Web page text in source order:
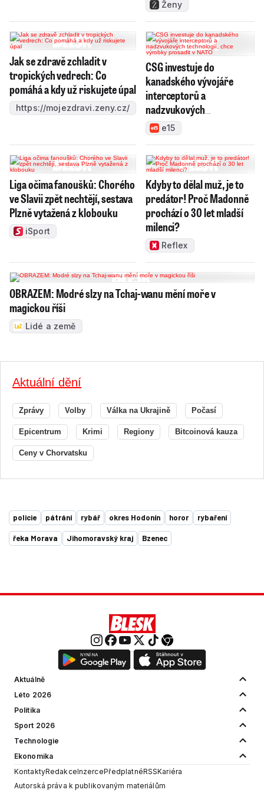
Ženy
Jak se zdravě zchladit v
tropických vedrech: Co
pomáhá a kdy už riskujete úpal
https://mojezdravi.zeny.cz/
CSG investuje do
kanadského vývojáře
interceptorů a
nadzvukových
technologií, chce výrobky
prosadit v NATO
e15
Liga očima fanoušků: Chorého
ve Slavii zpět nechtějí, sestava
Plzně vytažená z klobouku
iSport
Kdyby to dělal muž, je to
predátor! Proč Madonně
prochází o 30 let mladší
milenci?
Reflex
OBRAZEM: Modré slzy na Tchaj-wanu mění moře v
magickou říši
Lidé a země
Aktuální dění
Zprávy Volby Válka na Ukrajině Počasí
Epicentrum Krimi Regiony Bitcoinová kauza
Ceny v Chorvatsku
policie pátrání rybář okres Hodonín horor rybaření
řeka Morava Jihomoravský kraj Bzenec
Aktuálně
Léto 2026
Politika
Sport 2026
Technologie
Ekonomika
KontaktyRedakceInzercePředplatnéRSSKariéra
Autorská práva k publikovaným materiálům